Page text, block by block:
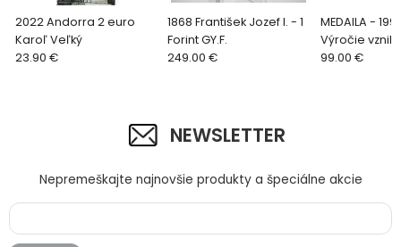
2022 Andorra 2 euro
Karoľ Veľký
23.90 €
1868 František Jozef I. - 1
Forint GY.F.
249.00 €
MEDAILA -
Výročie vzniku
Slovenskej
99.00 €
NEWSLETTER
Nepremeškajte najnovšie produkty a špeciálne akcie